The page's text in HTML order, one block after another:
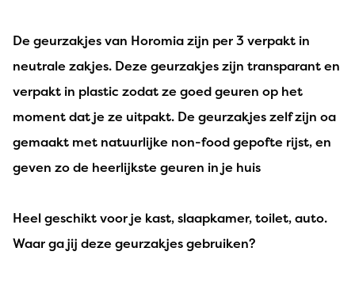
De geurzakjes van Horomia zijn per 3 verpakt in
neutrale zakjes. Deze geurzakjes zijn transparant en
verpakt in plastic zodat ze goed geuren op het
moment dat je ze uitpakt. De geurzakjes zelf zijn oa
gemaakt met natuurlijke non-food gepofte rijst, en
geven zo de heerlijkste geuren in je huis
Heel geschikt voor je kast, slaapkamer, toilet, auto.
Waar ga jij deze geurzakjes gebruiken?